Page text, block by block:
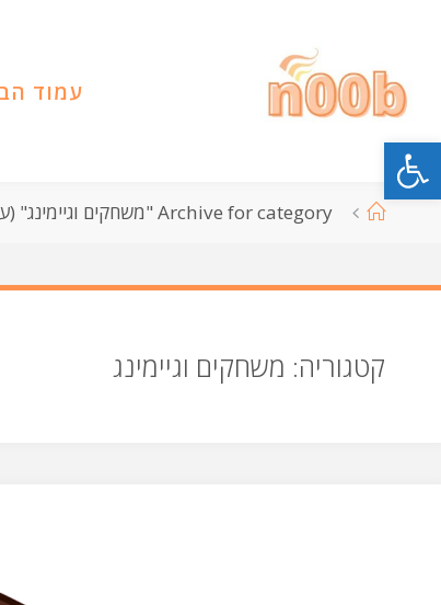
פתח סרגל נגישות
עמוד
עמודArchive for category "משחקים וגיימינג"
קטגוריה: משחקים וגיימינג